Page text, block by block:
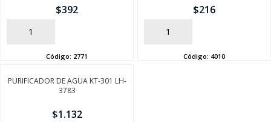
$392
AÑADIR
Código: 2771
$216
AÑADIR
Código: 4010
PURIFICADOR DE AGUA KT-301 LH-
3783
$1.132